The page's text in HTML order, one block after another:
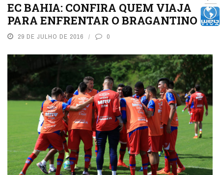
EC BAHIA: CONFIRA QUEM VIAJA
PARA ENFRENTAR O BRAGANTINO
29 DE JULHO DE 2016 0